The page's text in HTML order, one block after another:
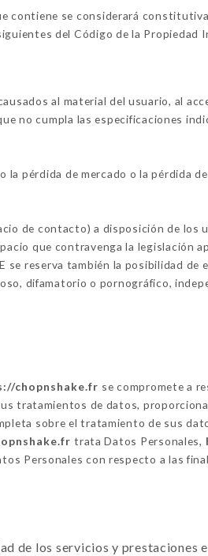
contiene se considerará
del Código de la Propiedad
al material del usuario, al
no cumpla las especificaciones
pérdida de mercado o la pérdida
de contacto) a disposición de los
que contravenga la legislación
reserva también la posibilidad de
difamatorio o pornográfico,
chopnshake.fr se compromete a
tratamientos de datos,
sobre el tratamiento de sus
trata Datos Personales,
Personales con respecto a las
de los servicios y prestaciones